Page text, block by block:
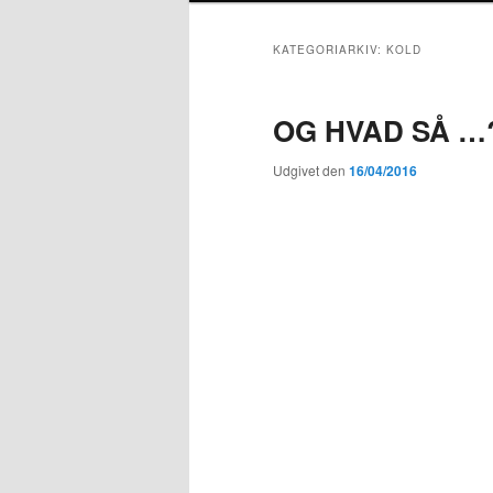
KATEGORIARKIV: KOLD
OG HVAD SÅ
Udgivet den 16/04/2016